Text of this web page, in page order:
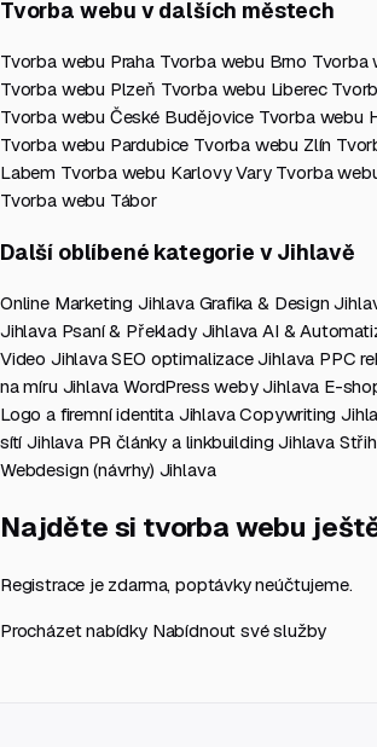
Tvorba webu v dalších městech
Tvorba webu Praha Tvorba webu Brno Tvorba
Tvorba webu Plzeň Tvorba webu Liberec
Tvorba webu České Budějovice Tvorba webu
Tvorba webu Pardubice Tvorba webu Zlín
Labem Tvorba webu Karlovy Vary Tvorba
Tvorba webu Tábor
Další oblíbené kategorie v Jihlavě
Online Marketing Jihlava Grafika & Design
Jihlava Psaní & Překlady JihlavaAI &
Video JihlavaSEO optimalizace Jihlava PPC
na míru JihlavaWordPress weby Jihlava E-
Logo a firemní identita JihlavaCopywriting
sítí Jihlava PR články a linkbuilding Jihlava
Webdesign (návrhy) Jihlava
Najděte si tvorba webu
Registrace je zdarma, poptávky neúčtujeme.
Procházet nabídky Nabídnout své služby